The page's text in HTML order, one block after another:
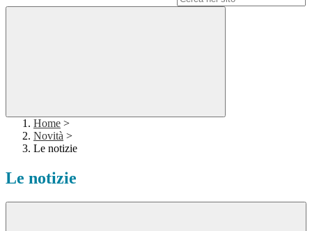
Home >
Novità >
Le notizie
Le notizie